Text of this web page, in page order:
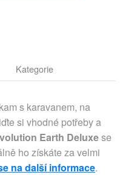
Kategorie
s karavanem, na
si vhodné potřeby a
Earth Deluxese
ho získáte za velmi
na další informace.